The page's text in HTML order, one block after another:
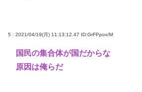
5 : 2021/04/19(月) 11:13:12.47 ID:GrFPpox/M
国民の集合体が国だからな
原因は俺らだ